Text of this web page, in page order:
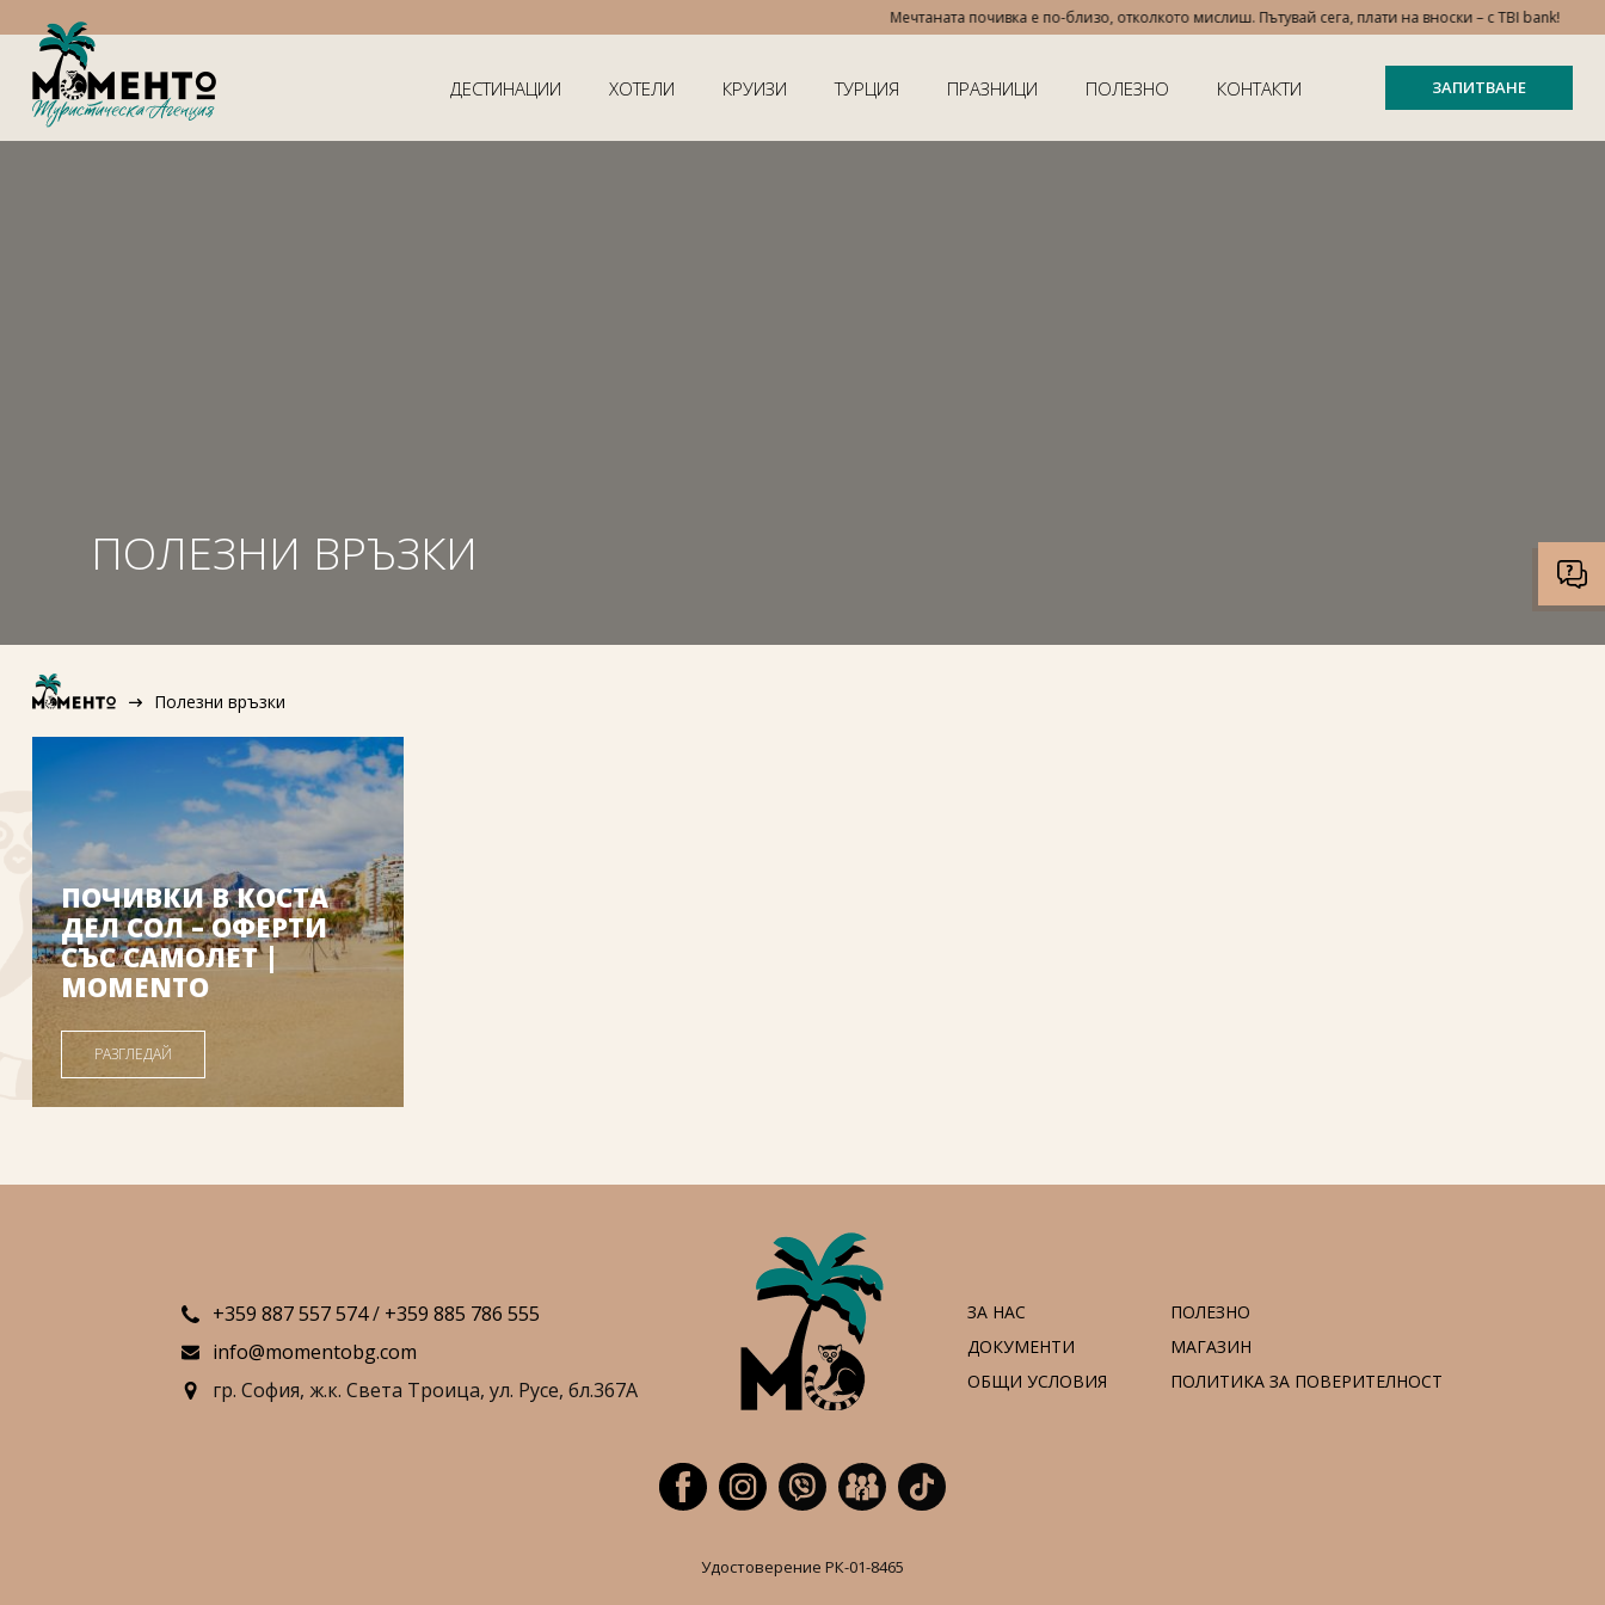
Мечтаната почивка е по-близо, отколкото мислиш. Пътувай сега, плати на вноски – с TBI bank!
ДЕСТИНАЦИИ ХОТЕЛИ КРУИЗИ ТУРЦИЯ ПРАЗНИЦИ ПОЛЕЗНО КОНТАКТИ ЗАПИТВАНЕ
ПОЛЕЗНИ ВРЪЗКИ
Полезни връзки
ПОЧИВКИ В КОСТА
ДЕЛ СОЛ – ОФЕРТИ
СЪС САМОЛЕТ |
MOMENTO
РАЗГЛЕДАЙ
+359 887 557 574/ +359 885 786 555
info@momentobg.com
гр. София,ж.к. Света Троица, ул. Русе, бл.367А
ЗА НАС
ПОЛЕЗНО
ДОКУМЕНТИ
МАГАЗИН
ОБЩИ УСЛОВИЯ
ПОЛИТИКА ЗА ПОВЕРИТЕЛНОСТ
Удостоверение РК-01-8465